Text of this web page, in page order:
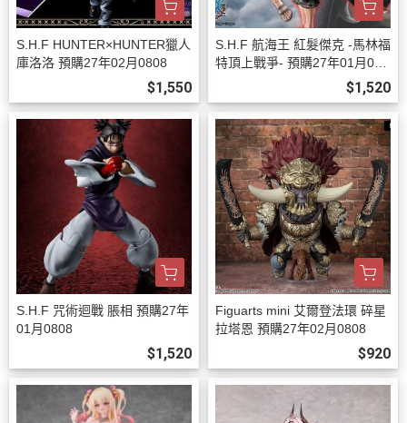
S.H.F HUNTER×HUNTER獵人
庫洛洛 預購27年02月0808
$1,550
S.H.F 航海王 紅髮傑克 -馬林福
特頂上戰爭- 預購27年01月080
$1,520
S.H.F 咒術迴戰 脹相 預購27年
01月0808
$1,520
Figuarts mini 艾爾登法環 碎星
拉塔恩 預購27年02月0808
$920